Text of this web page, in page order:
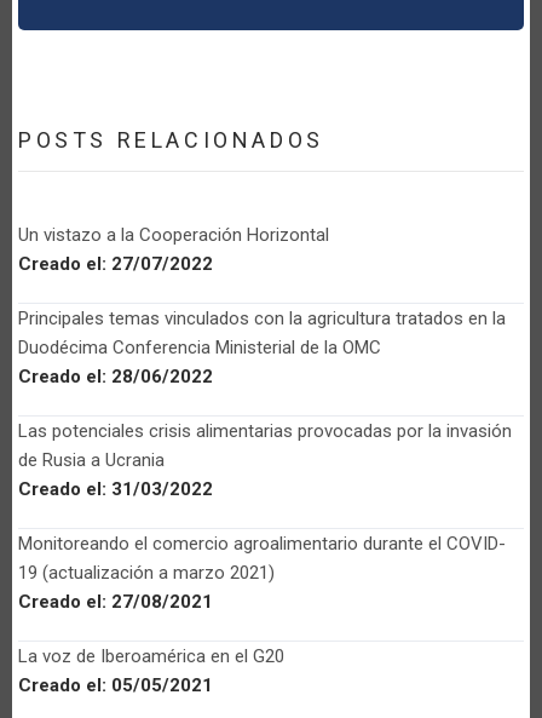
POSTS RELACIONADOS
Un vistazo a la Cooperación Horizontal
Creado el: 27/07/2022
Principales temas vinculados con la agricultura tratados en la
Duodécima Conferencia Ministerial de la OMC
Creado el: 28/06/2022
Las potenciales crisis alimentarias provocadas por la invasión
de Rusia a Ucrania
Creado el: 31/03/2022
Monitoreando el comercio agroalimentario durante el COVID-
19 (actualización a marzo 2021)
Creado el: 27/08/2021
La voz de Iberoamérica en el G20
Creado el: 05/05/2021